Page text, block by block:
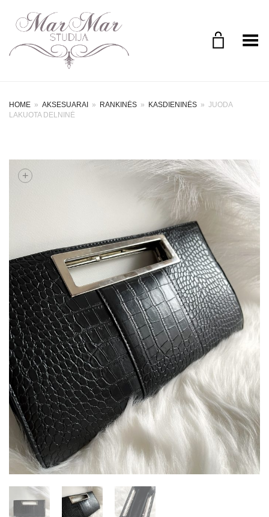
Perjungimo meniu
HOME » AKSESUARAI » RANKINĖS » KASDIENINĖS » JUODA
LAKUOTA DELNINĖ
+